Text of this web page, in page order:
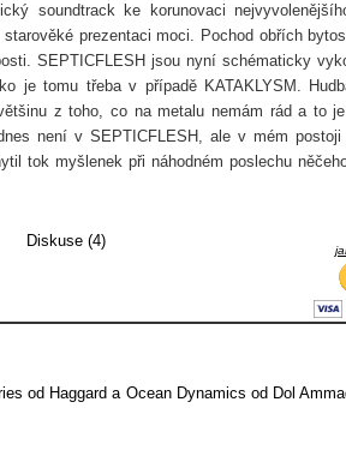
soundtrack ke korunovaci
prezentaci moci. Pochod obřích
SEPTICFLESH jsou nyní schématicky
je tomu třeba v případě KATAKLYSM.
z toho, co na metalu nemám rád a to
není v SEPTICFLESH, ale v mém
tok myšlenek při náhodném poslechu
Diskuse (4)
od Haggard a Ocean Dynamics od Dol